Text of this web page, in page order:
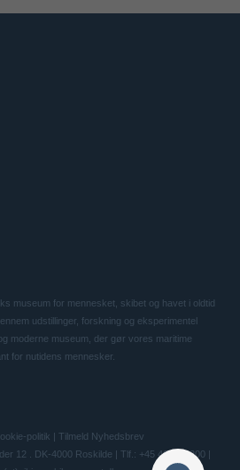
museum for mennesket, skibet og havet i oldtid
udstillinger, forskning og eksperimentel
moderne museum, der gør vores maritime
for nutidens mennesker.
politik | Tilmeld Nyhedsbrev
12 . DK-4000 Roskilde | Tlf.: +45 46 300 200 |